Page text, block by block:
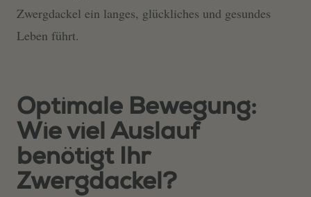
Zwergdackel ein langes, glückliches und gesundes
Leben führt.
Optimale Bewegung:
Wie viel Auslauf
benötigt Ihr
Zwergdackel?